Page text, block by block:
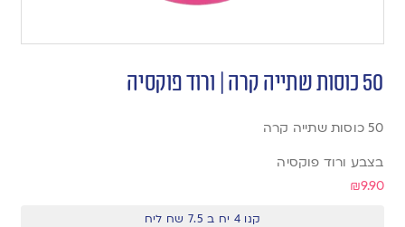
50 כוסות שתייה קרה | ורוד פוקסיה
50 כוסות שתייה קרה
בצבע ורוד פוקסיה
₪9.90
קנו 4 יח ב 7.5 שח ליח